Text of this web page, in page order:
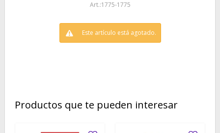
1775-1775
Este artículo está agotado.
Productos que te pueden interesar